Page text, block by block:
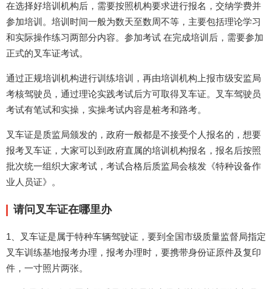
在选择好培训机构后，需要按照机构要求进行报名，交纳学费并
参加培训。培训时间一般为数天至数周不等，主要包括理论学习
和实际操作练习两部分内容。参加考试 在完成培训后，需要参加
正式的叉车证考试。
通过正规培训机构进行训练培训，再由培训机构上报市级安监局
考核驾驶员，通过理论实践考试后方可取得叉车证。叉车驾驶员
考试有笔试和实操，实操考试内容是桩考和路考。
叉车证是质监局颁发的，政府一般都是不接受个人报名的，想要
报考叉车证，大家可以到政府直属的培训机构报名，报名后按照
批次统一组织大家考试，考试合格后质监局会核发《特种设备作
业人员证》。
请问叉车证在哪里办
1、叉车证是属于特种车辆驾驶证，要到全国市级质量监督局指定
叉车训练基地报考办理，报考办理时，要携带身份证原件及复印
件，一寸照片两张。